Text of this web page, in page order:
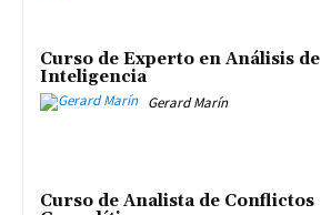
Curso de Experto en Análisis de
Inteligencia
Gerard Marín
Curso de Analista de Conflictos